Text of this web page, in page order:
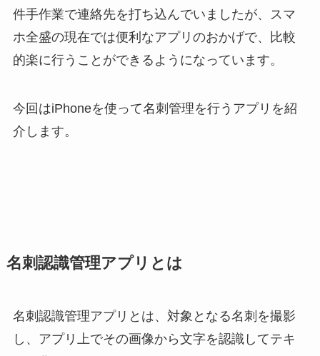
件手作業で連絡先を打ち込んでいましたが、スマ
ホ全盛の現在では便利なアプリのおかげで、比較
的楽に行うことができるようになっています。
今回はiPhoneを使って名刺管理を行うアプリを紹
介します。
名刺認識管理アプリとは
名刺認識管理アプリとは、対象となる名刺を撮影
し、アプリ上でその画像から文字を認識してテキ